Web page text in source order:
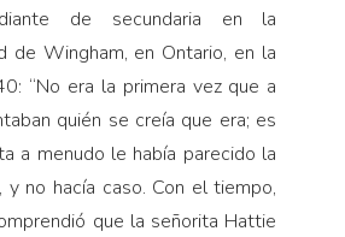
de secundaria en la
de Wingham, en Ontario, en la
“No era la primera vez que a
quién se creía que era; es
a menudo le había parecido la
y no hacía caso. Con el tiempo,
que la señorita Hattie